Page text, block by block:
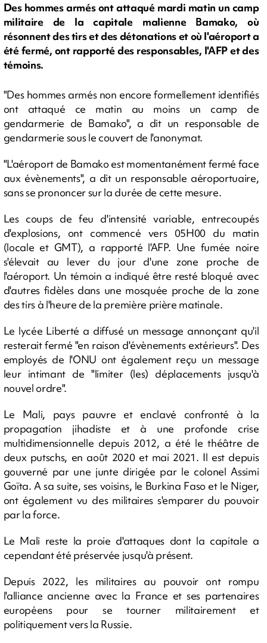
Des hommes armés ont attaqué mardi matin un camp
militaire de la capitale malienne Bamako, où
résonnent des tirs et des détonations et où l'aéroport a
été fermé, ont rapporté des responsables, l'AFP et des
témoins.
"Des hommes armés non encore formellement identifiés
ont attaqué ce matin au moins un camp de
gendarmerie de Bamako", a dit un responsable de
gendarmerie sous le couvert de l'anonymat.
"L'aéroport de Bamako est momentanément fermé face
aux évènements", a dit un responsable aéroportuaire,
sans se prononcer sur la durée de cette mesure.
Les coups de feu d'intensité variable, entrecoupés
d'explosions, ont commencé vers 05H00 du matin
(locale et GMT), a rapporté l'AFP. Une fumée noire
s'élevait au lever du jour d'une zone proche de
l'aéroport. Un témoin a indiqué être resté bloqué avec
d'autres fidèles dans une mosquée proche de la zone
des tirs à l'heure de la première prière matinale.
Le lycée Liberté a diffusé un message annonçant qu'il
resterait fermé "en raison d'évènements extérieurs". Des
employés de l'ONU ont également reçu un message
leur intimant de "limiter (les) déplacements jusqu'à
nouvel ordre".
Le Mali, pays pauvre et enclavé confronté à la
propagation jihadiste et à une profonde crise
multidimensionnelle depuis 2012, a été le théâtre de
deux putschs, en août 2020 et mai 2021. Il est depuis
gouverné par une junte dirigée par le colonel Assimi
Goïta. A sa suite, ses voisins, le Burkina Faso et le Niger,
ont également vu des militaires s'emparer du pouvoir
par la force.
Le Mali reste la proie d'attaques dont la capitale a
cependant été préservée jusqu'à présent.
Depuis 2022, les militaires au pouvoir ont rompu
l'alliance ancienne avec la France et ses partenaires
européens pour se tourner militairement et
politiquement vers la Russie.